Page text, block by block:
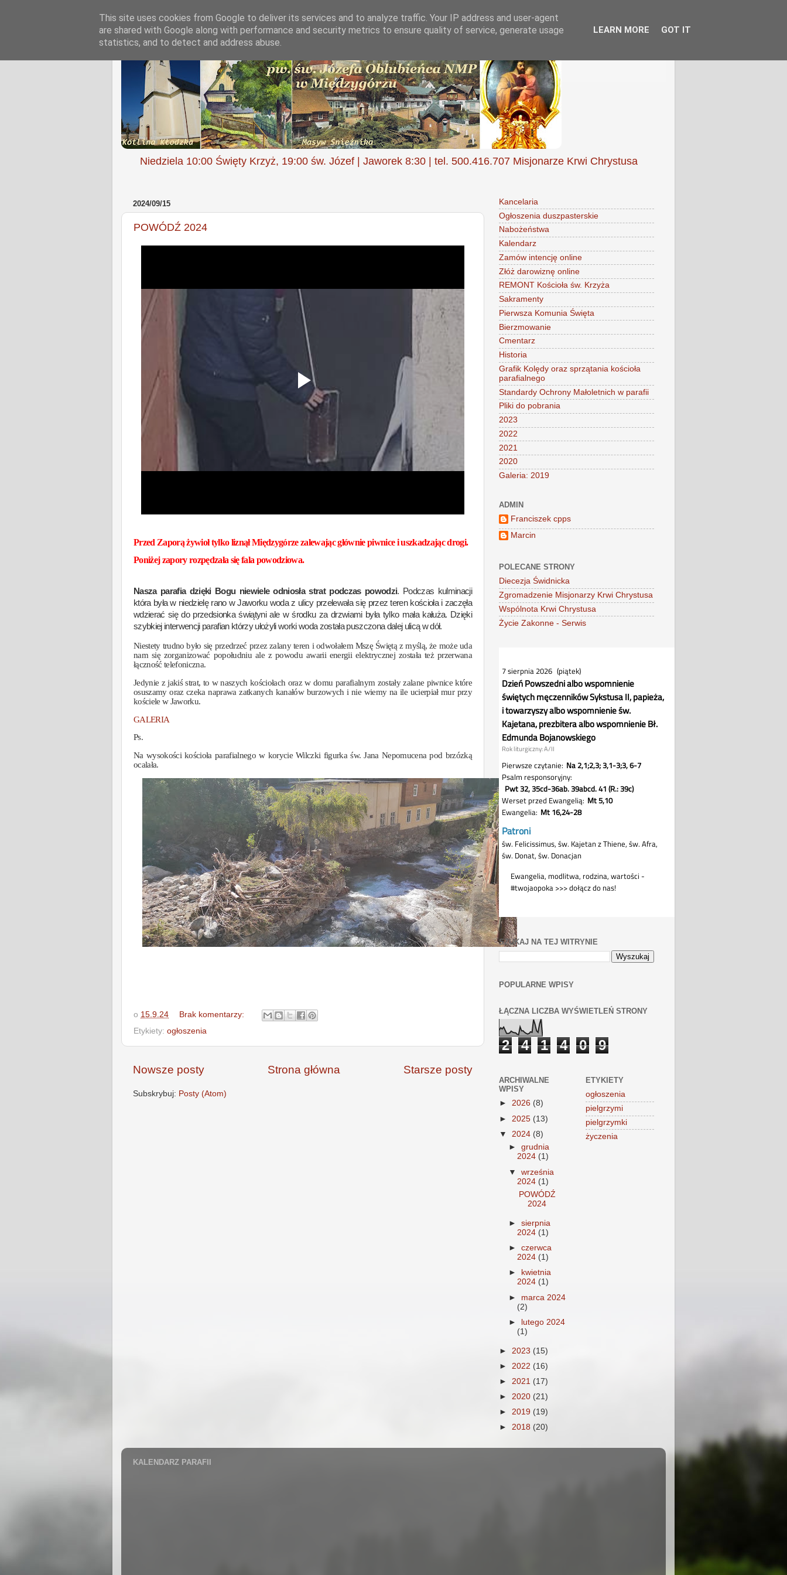
Niedziela 10:00 Święty Krzyż, 19:00 św. Józef | Jaworek 8:30 | tel. 500.416.707 Misjonarze Krwi Chrystusa
2024/09/15
POWÓDŹ 2024
Przed Zaporą żywioł tylko liznął Międzygórze zalewając głównie piwnice i uszkadzając drogi.
Poniżej zapory rozpędzała się fala powodziowa.
Nasza parafia dzięki Bogu niewieleodniosła strat podczas powodzi. Podczas kulminacji
która była w niedzielę rano w Jaworku woda z ulicy przelewała się przez teren kościoła i zaczęła
wdzierać się do przedsionka świątyni ale w środku za drzwiami była tylko mała kałuża. Dzięki
szybkiej interwencji parafian którzy ułożyli worki woda została puszczona dalej ulicą w dół.
Niestety trudno było się przedrzeć przez zalany teren i odwołałem Mszę Świętą z myślą, że może uda
nam się zorganizować popołudniu ale z powodu awarii energii elektrycznej została też przerwana
łączność telefoniczna.
Jedynie z jakiś strat, to w naszych kościołach oraz w domu parafialnym zostały zalane piwnice które
osuszamy oraz czeka naprawa zatkanych kanałów burzowych i nie wiemy na ile ucierpiał mur przy
kościele w Jaworku.
GALERIA
Ps.
Na wysokości kościoła parafialnego w korycie Wilczki figurka św. Jana Nepomucena pod brzózką
ocalała.
o 15.9.24
Brak komentarzy:
Etykiety: ogłoszenia
Nowsze posty Starsze posty
Strona główna
Subskrybuj: Posty (Atom)
Kancelaria
Ogłoszenia duszpasterskie
Nabożeństwa
Kalendarz
Zamów intencję online
Złóż darowiznę online
REMONT Kościoła św. Krzyża
Sakramenty
Pierwsza Komunia Święta
Bierzmowanie
Cmentarz
Historia
Grafik Kolędy oraz sprzątania kościoła
parafialnego
Standardy Ochrony Małoletnich w parafii
Pliki do pobrania
2023
2022
2021
2020
Galeria: 2019
ADMIN
Franciszek cpps
Marcin
POLECANE STRONY
Diecezja Świdnicka
Zgromadzenie Misjonarzy Krwi Chrystusa
Wspólnota Krwi Chrystusa
Życie Zakonne - Serwis
SZUKAJ NA TEJ WITRYNIE
POPULARNE WPISY
ŁĄCZNA LICZBA WYŚWIETLEŃ STRONY
2 4 1 4 0 9
ARCHIWALNE
WPISY
► 2026 (8)
► 2025 (13)
▼ 2024 (8)
►grudnia
2024 (1)
▼września
2024 (1)
POWÓDŹ
2024
►sierpnia
2024 (1)
►czerwca
2024 (1)
►
kwietnia
2024 (1)
► marca 2024
(2)
► lutego 2024
(1)
► 2023 (15)
► 2022 (16)
► 2021 (17)
► 2020 (21)
► 2019 (19)
► 2018 (20)
ETYKIETY
ogłoszenia
pielgrzymi
pielgrzymki
życzenia
KALENDARZ PARAFII
This site uses cookies from Google to deliver its services and to analyze traffic. Your IP address and user-agent
are shared with Google along with performance and security metrics to ensure quality of service, generate usage
statistics, and to detect and address abuse.
LEARN MORE GOT IT